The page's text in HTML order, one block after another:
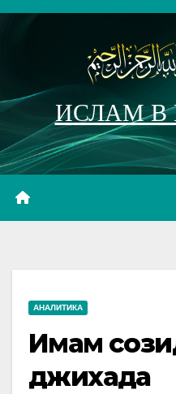
Перейти
ИСЛАМ В
АНАЛИТИКА
Имам
джихада